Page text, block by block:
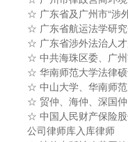
☆ 广东省及广州市“涉
☆ 广东省航运法学研
☆ 广东省涉外法治人
☆ 中共海珠区委、广
☆ 华南师范大学法律
☆ 中山大学、华南师
☆ 贸仲、海仲、深国
☆ 中国人民财产保险
公司律师库入库律师